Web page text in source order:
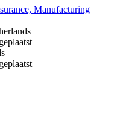
Manufacturing